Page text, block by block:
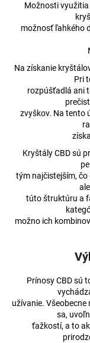
Možnosti využitia
možnosť ľahkého
Na získanie
Pri
rozpúšťadlá ani
zvyškov. Na tento
Kryštály CBD sú
tým najčistejším, čo
túto štruktúru a
možno ich
Prínosy CBD sú
užívanie.
sa,
ťažkostí, a to
d
p
ú
3%
BROAD-